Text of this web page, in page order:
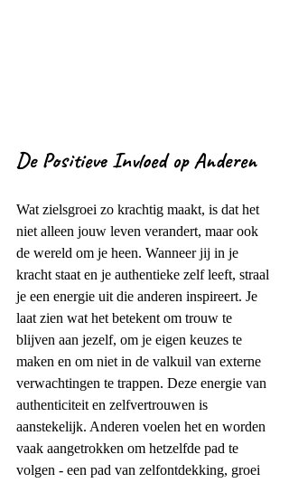
De Positieve Invloed op Anderen
Wat zielsgroei zo krachtig maakt, is dat het
niet alleen jouw leven verandert, maar ook
de wereld om je heen. Wanneer jij in je
kracht staat en je authentieke zelf leeft, straal
je een energie uit die anderen inspireert. Je
laat zien wat het betekent om trouw te
blijven aan jezelf, om je eigen keuzes te
maken en om niet in de valkuil van externe
verwachtingen te trappen. Deze energie van
authenticiteit en zelfvertrouwen is
aanstekelijk. Anderen voelen het en worden
vaak aangetrokken om hetzelfde pad te
volgen - een pad van zelfontdekking, groei